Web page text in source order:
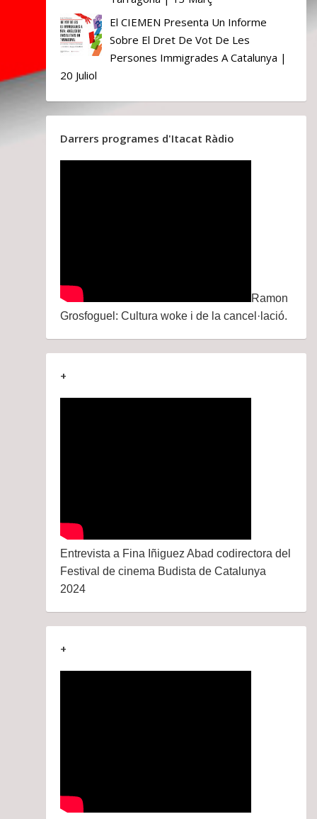
El CIEMEN Presenta Un Informe
Sobre El Dret De Vot De Les
Persones Immigrades A Catalunya |
20 Juliol
Darrers programes d'Itacat Ràdio
Ramon
Grosfoguel: Cultura woke i de la cancel·lació.
+
Entrevista a Fina Iñiguez Abad codirectora del
Festival de cinema Budista de Catalunya
2024
+